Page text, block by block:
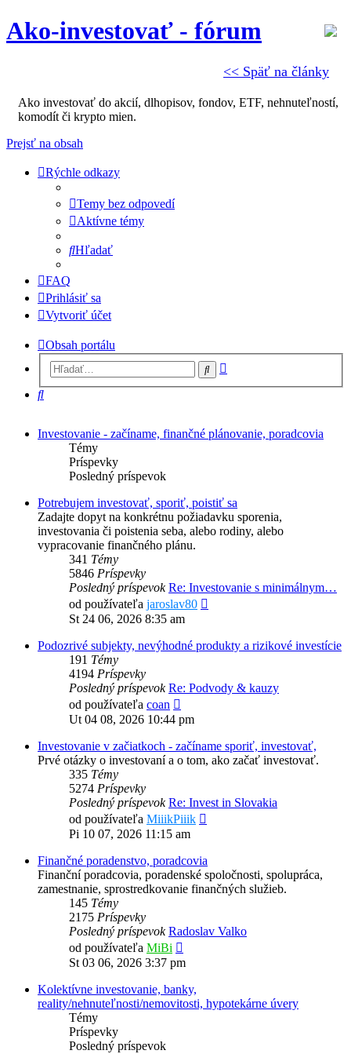
<< Späť na články
Ako-investovať - fórum
Ako investovať do akcií, dlhopisov, fondov, ETF, nehnuteľností,
komodít či krypto mien.
Prejsť na obsah
Rýchle odkazy
Temy bez odpovedí
Aktívne témy
Hľadať
FAQ
Prihlásiť sa
Vytvoriť účet
Obsah portálu
Hľadať
Hľadať
Investovanie - začíname, finančné plánovanie, poradcovia
Témy
Príspevky
Posledný príspevok
Potrebujem investovať, sporiť, poistiť sa
Zadajte dopyt na konkrétnu požiadavku sporenia,
investovania či poistenia seba, alebo rodiny, alebo
vypracovanie finančného plánu.
341 Témy
5846 Príspevky
Posledný príspevok Re: Investovanie s minimálnym…
od používateľa jaroslav80
St 24 06, 2026 8:35 am
Podozrivé subjekty, nevýhodné produkty a rizikové investície
191 Témy
4194 Príspevky
Posledný príspevok Re: Podvody & kauzy
od používateľa coan
posledný
príspevok
Ut 04 08, 2026 10:44 pm
Investovanie v začiatkoch - začíname sporiť, investovať,
Prvé otázky o investovaní a o tom, ako začať investovať.
335 Témy
5274 Príspevky
Posledný príspevok Re: Invest in Slovakia
od používateľa MiiikPiiik
Pi 10 07, 2026 11:15 am
Finančné poradenstvo, poradcovia
Finanční poradcovia, poradenské spoločnosti, spolupráca,
zamestnanie, sprostredkovanie finančných služieb.
145 Témy
2175 Príspevky
Posledný príspevok Radoslav Valko
od používateľa MiBi
posledný
St 03 06, 2026 3:37 pm
Kolektívne investovanie, banky,
reality/nehnuteľnosti/nemovitosti, hypotekárne úvery
Témy
Príspevky
Posledný príspevok